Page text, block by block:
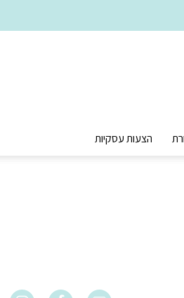
הצעות עסקיות